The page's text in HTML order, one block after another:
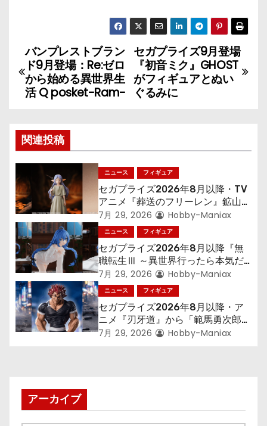
投
稿
ビ
ゲ
ー
シ
ョ
ン
セガプライズ9月登場
『初音ミク』GHOST
がフィギュアとぬい
ぐるみに
バンプレストブラン
ド9月登場：Re:ゼロ
から始める異世界生
活 Q posket-Ram-
関連投稿
ニュース フィギュア
セガプライズ2026年8月以降・TV
アニメ『葬送のフリーレン』鉱山で
300年働くことになっっちゃった
「フリーレン」を立体化！
7月 29, 2026 Hobby-Maniax
ニュース フィギュア
セガプライズ2026年8月以降『無
職転生Ⅲ ～異世界行ったら本気だ
す～』から「ロキシー」のフィギュ
アが登場！
7月 29, 2026 Hobby-Maniax
ニュース フィギュア
セガプライズ2026年8月以降・ア
ニメ『刃牙道』から「範馬勇次郎」
が登場ッッ!!
7月 29, 2026 Hobby-Maniax
アーカイブ